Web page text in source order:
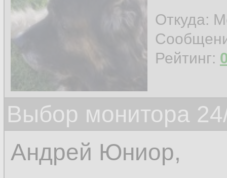
Откуда:
Рейтинг:
Выбор монитора
Андрей Юниор,